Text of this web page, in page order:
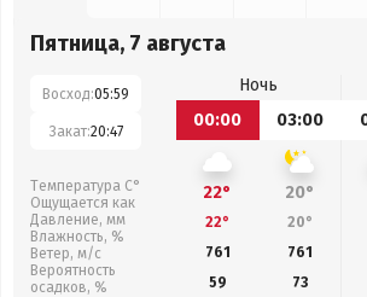
Пятница, 7 августа
Восход:05:59
Закат:20:47
Температура С°
Ощущается как
Давление, мм
Влажность, %
Ветер, м/с
Вероятность
осадков, %
Ночь
00:00
03:00
22° 20°
22° 20°
761
761
59
73